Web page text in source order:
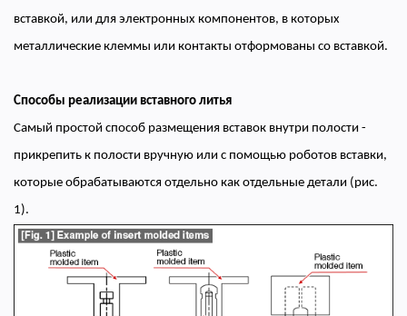
вставкой, или для электронных компонентов, в которых
металлические клеммы или контакты отформованы со вставкой.
Способы реализации вставного литья
Самый простой способ размещения вставок внутри полости -
прикрепить к полости вручную или с помощью роботов вставки,
которые обрабатываются отдельно как отдельные детали (рис.
1).